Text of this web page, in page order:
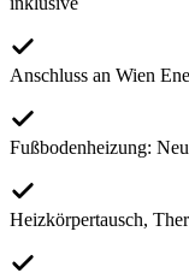
Anschluss an Wien
Fußbodenheizung:
Heizkörpertausch,